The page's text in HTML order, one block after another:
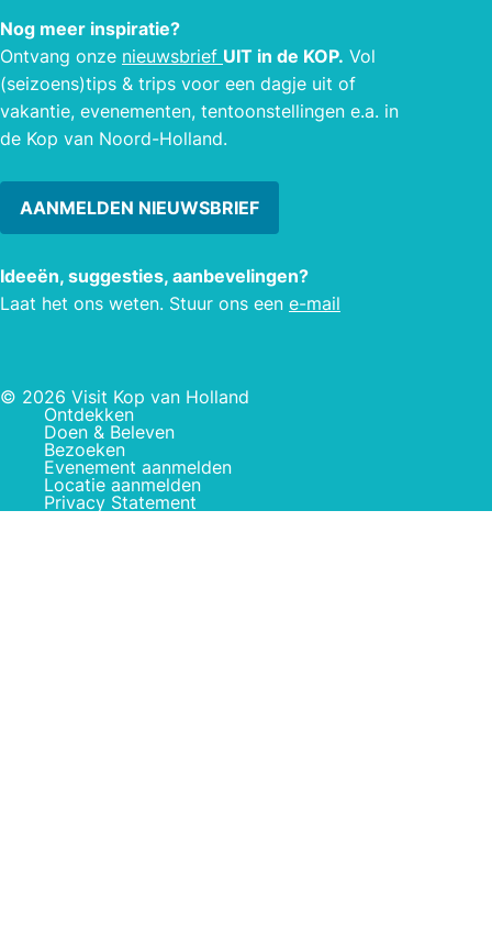
Nog meer inspiratie?
Ontvang onze nieuwsbrief UIT in de KOP. Vol
(seizoens)tips & trips voor een dagje uit of
vakantie, evenementen, tentoonstellingen e.a. in
de Kop van Noord-Holland.
AANMELDEN NIEUWSBRIEF
Ideeën, suggesties, aanbevelingen?
Laat het ons weten. Stuur ons een e-mail
© 2026 Visit Kop van Holland
Ontdekken
Doen & Beleven
Bezoeken
Evenement aanmelden
Locatie aanmelden
Privacy Statement